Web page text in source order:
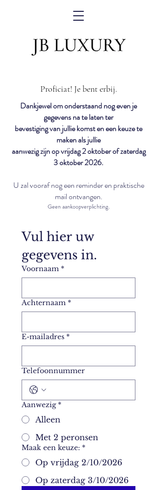
Proficiat! Je bent erbij.
Dankjewel om onderstaand nog even je
gegevens na te laten ter
bevestigingvan jullie komst en een keuze te
maken als jullie
aanwezig zijn op vrijdag 2 oktober of zaterdag
3 oktober 2026.
U zal vooraf nog een reminder en praktische
mail ontvangen.
Geen aankoopverplichting.
Vul hier uw
gegevens in.
Voornaam *
Achternaam *
E-mailadres *
Telefoonnummer
Aanwezig *
Alleen
Met 2 peronsen
Maak een keuze: *
Op vrijdag 2/10/2026
Op zaterdag 3/10/2026